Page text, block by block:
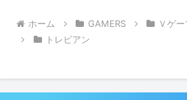
ホーム GAMERS
Ｖゲ
トレビアン